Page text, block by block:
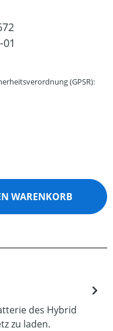
(GPSR):
gewünschten
WARENKORB
des Hybrid
zu laden.